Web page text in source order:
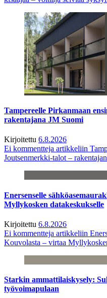
Tampereelle Pirkanmaan
rakentajana JM Suomi
Kirjoitettu 6.8.2026
Ei kommentteja artikkeliin
Joutsenmerkki-talot –
Enersenselle
Myllykosken datakeskukselle
Kirjoitettu 6.8.2026
Ei kommentteja artikkeliin
Kouvolasta – virtaa
Starkin ammattilaiskysely:
työvoimapulaan